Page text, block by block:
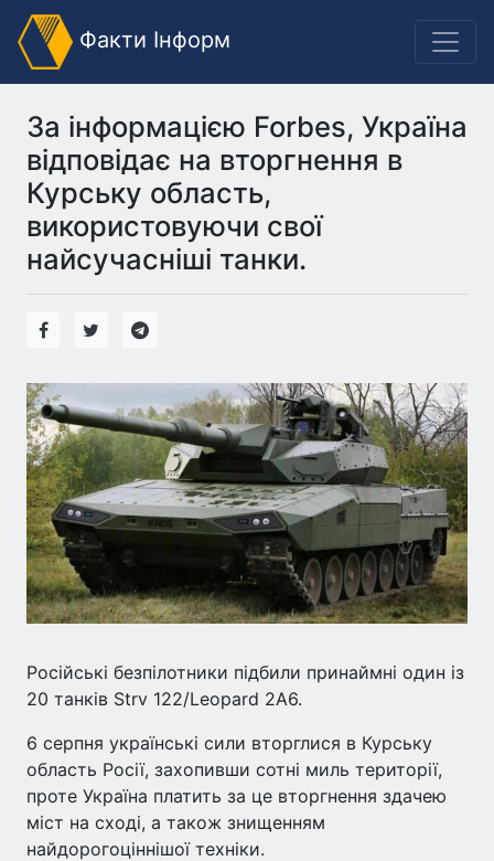
Факти Інформ
За інформацією Forbes, Україна
відповідає на вторгнення в
Курську область,
використовуючи свої
найсучасніші танки.
Російські безпілотники підбили принаймні один із
20 танків Strv 122/Leopard 2A6.
6 серпня українські сили вторглися в Курську
область Росії, захопивши сотні миль території,
проте Україна платить за це вторгнення здачею
міст на сході, а також знищенням
найдорогоціннішої техніки.